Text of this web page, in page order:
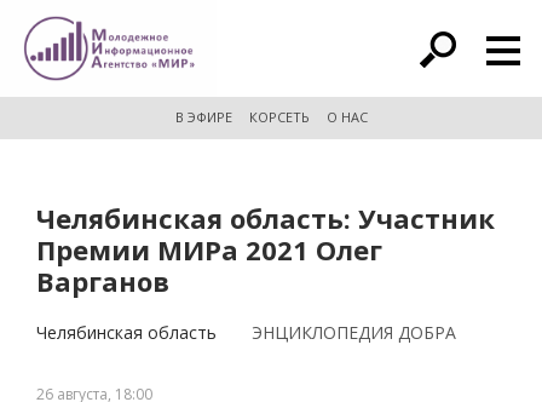
расширенный поиск
В ЭФИРЕ КОРСЕТЬ О НАС
Челябинская область: Участник
Премии МИРа 2021 Олег
Варганов
Челябинская область ЭНЦИКЛОПЕДИЯ ДОБРА
26 августа, 18:00